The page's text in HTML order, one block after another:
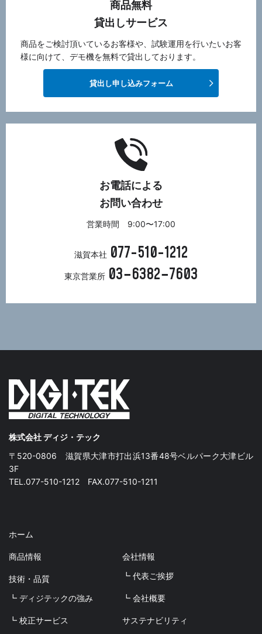
商品無料
貸出しサービス
商品をご検討頂いているお客様や、試験運用を行いたいお客
様に向けて、デモ機を無料で貸出しております。
貸出し申し込みフォーム
お電話による
お問い合わせ
営業時間 9:00〜17:00
滋賀本社 077-510-1212
東京営業所 03−6382−7603
株式会社 ディジ・テック
〒520-0806 滋賀県大津市打出浜13番48号ベルパーク大津ビル
3F
TEL.077-510-1212 FAX.077-510-1211
ホーム
商品情報
技術・品質
┗ ディジテックの強み
┗ 校正サービス
会社情報
┗ 代表ご挨拶
┗ 会社概要
サステナビリティ